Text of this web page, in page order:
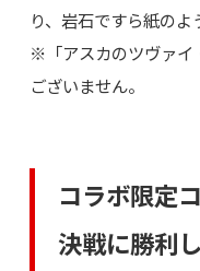
り、岩石ですら紙のよ
※「アスカのツヴァイ
ございません。
コラボ限定
決戦に勝利